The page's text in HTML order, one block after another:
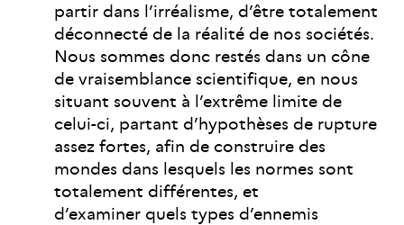
partir dans l’irréalisme, d’être totalement
déconnecté de la réalité de nos sociétés.
Nous sommes donc restés dans un cône
de vraisemblance scientifique, en nous
situant souvent à l’extrême limite de
celui-ci, partant d’hypothèses de rupture
assez fortes, afin de construire des
mondes dans lesquels les normes sont
totalement différentes, et
d’examiner quels types d’ennemis